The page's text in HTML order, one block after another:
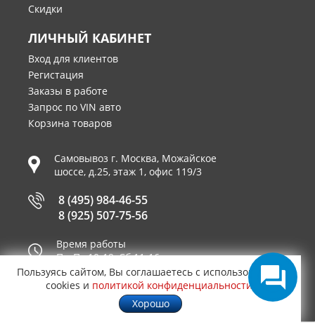
Скидки
ЛИЧНЫЙ КАБИНЕТ
Вход для клиентов
Регистация
Заказы в работе
Запрос по VIN авто
Корзина товаров
Самовывоз г. Москва, Можайское
шоссе, д.25, этаж 1, офис 119/3
8 (495) 984-46-55
8 (925) 507-75-56
Время работы
Пн-Пт 10-19, Сб 11-16
Принимаем к оплате
Пользуясь сайтом, Вы соглашаетесь с использованием
cookies и политикой конфиденциальности
Хорошо